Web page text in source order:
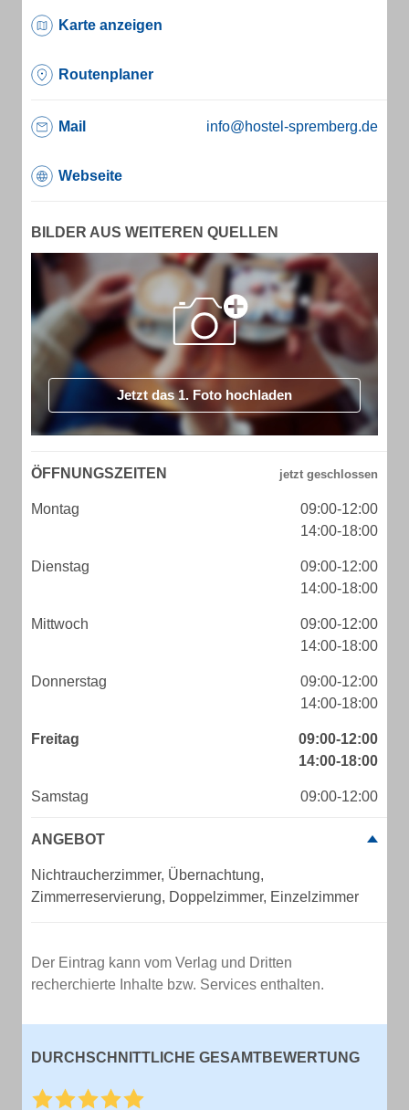
Karte anzeigen
Routenplaner
Mail info@hostel-spremberg.de
Webseite
BILDER AUS WEITEREN QUELLEN
Jetzt das 1. Foto hochladen
ÖFFNUNGSZEITEN
Montag
09:00-12:00
14:00-18:00
Dienstag
09:00-12:00
14:00-18:00
Mittwoch
09:00-12:00
14:00-18:00
Donnerstag
09:00-12:00
14:00-18:00
Freitag
09:00-12:00
14:00-18:00
Samstag 09:00-12:00
ANGEBOT
Nichtraucherzimmer, Übernachtung,
Zimmerreservierung, Doppelzimmer, Einzelzimmer
Der Eintrag kann vom Verlag und Dritten
recherchierte Inhalte bzw. Services enthalten.
DURCHSCHNITTLICHE GESAMTBEWERTUNG